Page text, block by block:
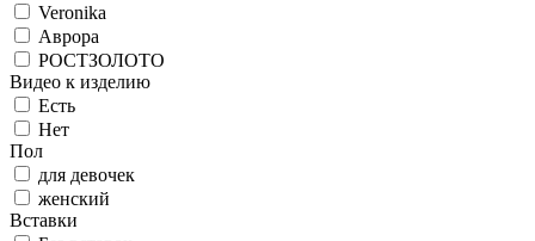
Veronika
Аврора
РОСТЗОЛОТО
Видео к изделию
Есть
Нет
Пол
для девочек
женский
Вставки